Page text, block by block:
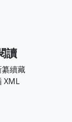
讀
纂續藏
XML